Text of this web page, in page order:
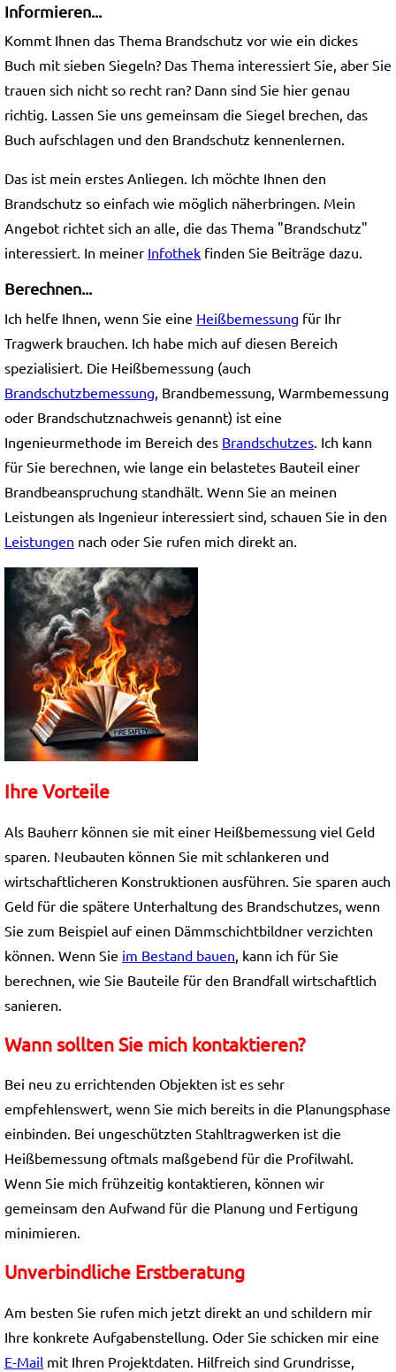
Informieren...
Kommt Ihnen das Thema Brandschutz vor wie ein dickes
Buch mit sieben Siegeln? Das Thema interessiert Sie, aber Sie
trauen sich nicht so recht ran? Dann sind Sie hier genau
richtig. Lassen Sie uns gemeinsam die Siegel brechen, das
Buch aufschlagen und den Brandschutz kennenlernen.
Das ist mein erstes Anliegen. Ich möchte Ihnen den
Brandschutz so einfach wie möglich näherbringen. Mein
Angebot richtet sich an alle, die das Thema "Brandschutz"
interessiert. In meiner Infothek finden Sie Beiträge dazu.
Berechnen...
Ich helfe Ihnen, wenn Sie eine Heißbemessung für Ihr
Tragwerk brauchen. Ich habe mich auf diesen Bereich
spezialisiert. Die Heißbemessung (auch
Brandschutzbemessung, Brandbemessung, Warmbemessung
oder Brandschutznachweis genannt) ist eine
Ingenieurmethode im Bereich des Brandschutzes. Ich kann
für Sie berechnen, wie lange ein belastetes Bauteil einer
Brandbeanspruchung standhält. Wenn Sie an meinen
Leistungen als Ingenieur interessiert sind, schauen Sie in den
Leistungen nach oder Sie rufen mich direkt an.
Ihre Vorteile
Als Bauherr können sie mit einer Heißbemessung viel Geld
sparen. Neubauten können Sie mit schlankeren und
wirtschaftlicheren Konstruktionen ausführen. Sie sparen auch
Geld für die spätere Unterhaltung des Brandschutzes, wenn
Sie zum Beispiel auf einen Dämmschichtbildner verzichten
können. Wenn Sie im Bestand bauen , kann ich für Sie
berechnen, wie Sie Bauteile für den Brandfall wirtschaftlich
sanieren.
Wann sollten Sie mich kontaktieren?
Bei neu zu errichtenden Objekten ist es sehr
empfehlenswert, wenn Sie mich bereits in die Planungsphase
einbinden. Bei ungeschützten Stahltragwerken ist die
Heißbemessung oftmals maßgebend für die Profilwahl.
Wenn Sie mich frühzeitig kontaktieren, können wir
gemeinsam den Aufwand für die Planung und Fertigung
minimieren.
Unverbindliche Erstberatung
Am besten Sie rufen mich jetzt direkt an und schildern mir
Ihre konkrete Aufgabenstellung. Oder Sie schicken mir eine
E-Mail mit Ihren Projektdaten. Hilfreich sind Grundrisse,